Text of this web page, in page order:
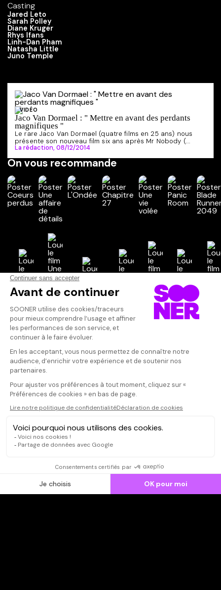
Casting
Jared Leto
Sarah Polley
Diane Kruger
Rhys Ifans
Linh-Dan Pham
Natasha Little
Juno Temple
VIDÉO
Jaco Van Dormael : " Mettre en avant des perdants
magnifiques "
Le rare Jaco Van Dormael (quatre films en 25 ans) nous
présente son nouveau film six ans après Mr Nobody (...
La rédaction, 08/12/2014
On vous recommande
Vos avis
Donnez votre avis
Votre note
Votre commentaire
Il faut vous connecter pour
publier un avis
CONNEXION
Qui sommes-nous ?